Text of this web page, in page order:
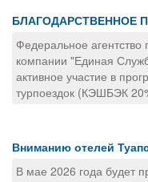
БЛАГОДАРСТВЕННОЕ
Федеральное агентство
компании "Единая
активное участие в
турпоездок (КЭШБЭК
Вниманию отелей
В мае 2026 года будет